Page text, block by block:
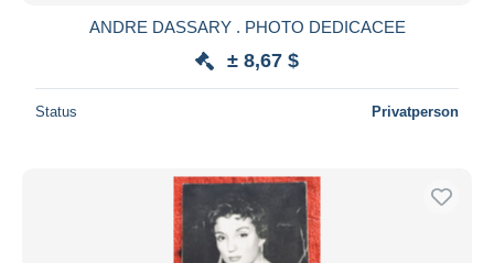
Wohnsitz des Verkäufers
ANDRE DASSARY . PHOTO DEDICACEE
± 8,67 $
Status Privatperson